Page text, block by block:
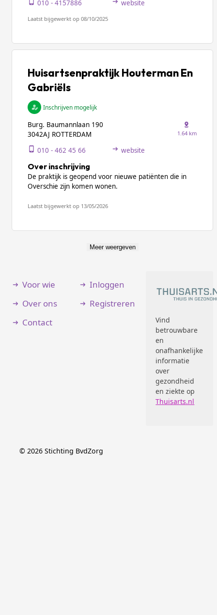
010 - 4157886 website
Laatst bijgewerkt op 08/10/2025
Huisartsenpraktijk Houterman En
Gabriëls
Inschrijven mogelijk
Burg. Baumannlaan 190
3042AJ ROTTERDAM
1.64 km
010 - 462 45 66 website
Over inschrijving
De praktijk is geopend voor nieuwe patiënten die in
Overschie zijn komen wonen.
Laatst bijgewerkt op 13/05/2026
Meer weergeven
Voor wie
Over ons
Contact
Inloggen
Registreren
Vind
betrouwbare
en
onafhankelijke
informatie
over
gezondheid
en ziekte op
Thuisarts.nl
© 2026 Stichting BvdZorg